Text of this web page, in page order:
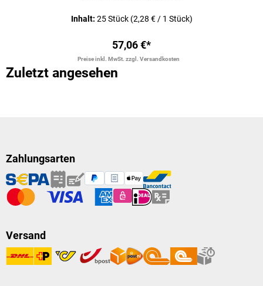
Inhalt: 25 Stück (2,28 € / 1 Stück)
57,06 €*
Preise inkl. MwSt. zzgl. Versandkosten
Zuletzt angesehen
Zahlungsarten
Versand